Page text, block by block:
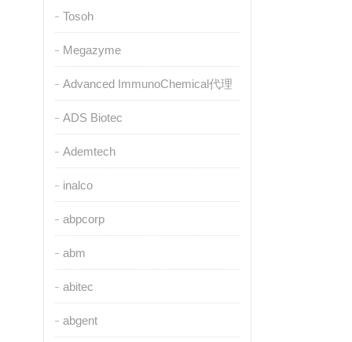
Tosoh
Megazyme
Advanced ImmunoChemical代理
ADS Biotec
Ademtech
inalco
abpcorp
abm
abitec
abgent